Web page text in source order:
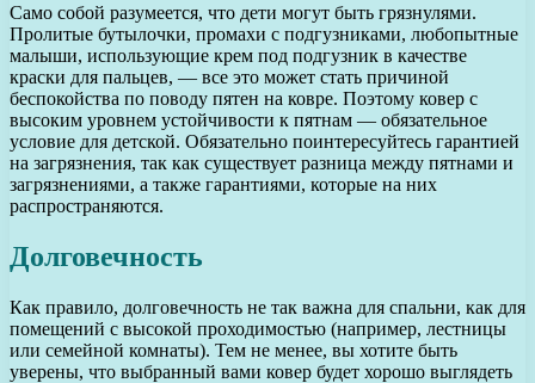
Само собой разумеется, что дети могут быть грязнулями.
Пролитые бутылочки, промахи с подгузниками, любопытные
малыши, использующие крем под подгузник в качестве
краски для пальцев, — все это может стать причиной
беспокойства по поводу пятен на ковре. Поэтому ковер с
высоким уровнем устойчивости к пятнам — обязательное
условие для детской. Обязательно поинтересуйтесь гарантией
на загрязнения, так как существует разница между пятнами и
загрязнениями, а также гарантиями, которые на них
распространяются.
Долговечность
Как правило, долговечность не так важна для спальни, как для
помещений с высокой проходимостью (например, лестницы
или семейной комнаты). Тем не менее, вы хотите быть
уверены, что выбранный вами ковер будет хорошо выглядеть